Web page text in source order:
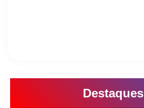
Destaques